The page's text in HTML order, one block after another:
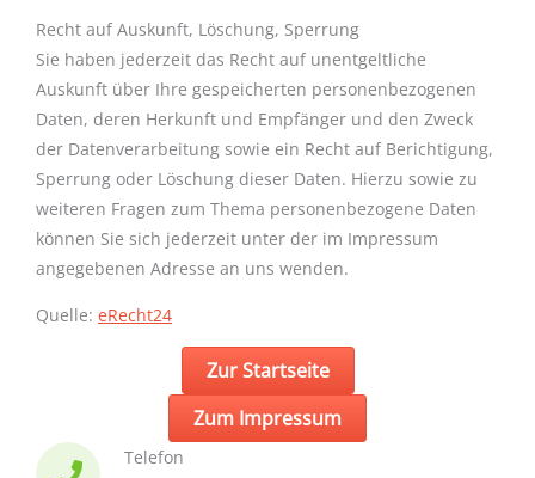
Recht auf Auskunft, Löschung, Sperrung
Sie haben jederzeit das Recht auf unentgeltliche
Auskunft über Ihre gespeicherten personenbezogenen
Daten, deren Herkunft und Empfänger und den Zweck
der Datenverarbeitung sowie ein Recht auf Berichtigung,
Sperrung oder Löschung dieser Daten. Hierzu sowie zu
weiteren Fragen zum Thema personenbezogene Daten
können Sie sich jederzeit unter der im Impressum
angegebenen Adresse an uns wenden.
Quelle: eRecht24
Zur Startseite
Zum Impressum
Telefon